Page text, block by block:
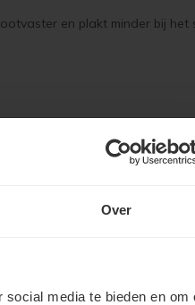
Over
media te bieden en om
en plakt minder bij het